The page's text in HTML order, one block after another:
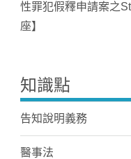
性罪犯假釋申請案之
座】
知識點
告知說明義務
醫事法